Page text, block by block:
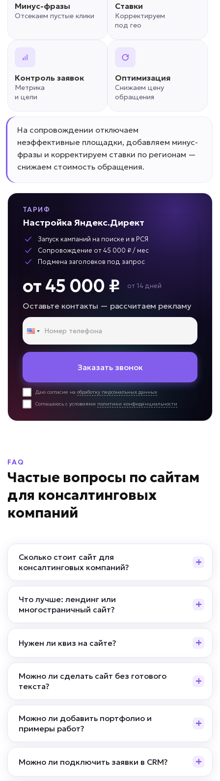
Минус-фразы
Отсекаем пустые клики
Ставки
Корректируем
под гео
Контроль заявок
Метрика
и цели
Оптимизация
Снижаем цену
обращения
На сопровождении отключаем
неэффективные площадки, добавляем минус-
фразы и корректируем ставки по регионам —
снижаем стоимость обращения.
ТАРИФ
Настройка Яндекс.Директ
Запуск кампаний на поиске и в РСЯ
Сопровождение от 45 000 ₽ / мес
Подмена заголовков под запрос
от 45 000 ₽ от 14 дней
Оставьте контакты — рассчитаем рекламу
Заказать звонок
Даю согласие на обработку персональных данных
Соглашаюсь с условиями политики конфиденциальности
FAQ
Частые вопросы по сайтам
для консалтинговых
компаний
Сколько стоит сайт для
консалтинговых компаний?
Что лучше: лендинг или
многостраничный сайт?
Нужен ли квиз на сайте?
Можно ли сделать сайт без готового
текста?
Можно ли добавить портфолио и
примеры работ?
Можно ли подключить заявки в CRM?